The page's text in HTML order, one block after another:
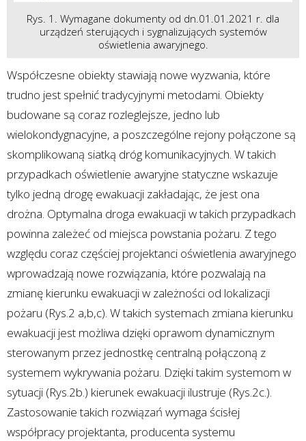
Rys. 1. Wymagane dokumenty od dn.01.01.2021 r. dla
urządzeń sterujących i sygnalizujących systemów
oświetlenia awaryjnego.
Współczesne obiekty stawiają nowe wyzwania, które
trudno jest spełnić tradycyjnymi metodami. Obiekty
budowane są coraz rozleglejsze, jedno lub
wielokondygnacyjne, a poszczególne rejony połączone są
skomplikowaną siatką dróg komunikacyjnych. W takich
przypadkach oświetlenie awaryjne statyczne wskazuje
tylko jedną drogę ewakuacji zakładając, że jest ona
drożna. Optymalna droga ewakuacji w takich przypadkach
powinna zależeć od miejsca powstania pożaru. Z tego
względu coraz częściej projektanci oświetlenia awaryjnego
wprowadzają nowe rozwiązania, które pozwalają na
zmianę kierunku ewakuacji w zależności od lokalizacji
pożaru (Rys.2 a,b,c). W takich systemach zmiana kierunku
ewakuacji jest możliwa dzięki oprawom dynamicznym
sterowanym przez jednostkę centralną połączoną z
systemem wykrywania pożaru. Dzięki takim systemom w
sytuacji (Rys.2b.) kierunek ewakuacji ilustruje (Rys.2c.).
Zastosowanie takich rozwiązań wymaga ścisłej
współpracy projektanta, producenta systemu